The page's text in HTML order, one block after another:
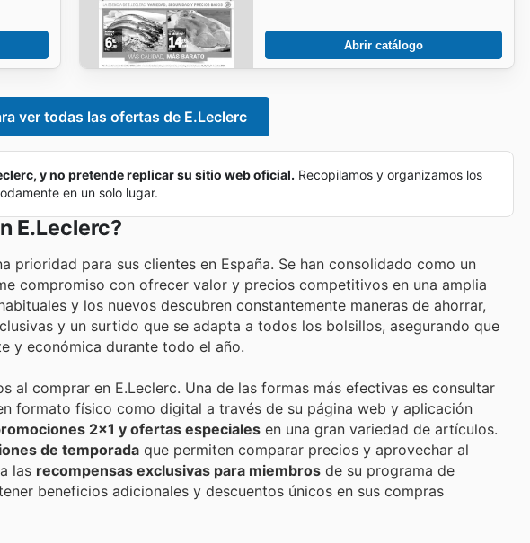
Abrir catálogo
ver todas las ofertas de E.Leclerc
y no pretende replicar su sitio web oficial. Recopilamos y organizamos los
en un solo lugar.
E.Leclerc?
prioridad para sus clientes en España. Se han consolidado como un
compromiso con ofrecer valor y precios competitivos en una amplia
y los nuevos descubren constantemente maneras de ahorrar,
y un surtido que se adapta a todos los bolsillos, asegurando que
y económica durante todo el año.
al comprar en E.Leclerc. Una de las formas más efectivas es consultar
formato físico como digital a través de su página web y aplicación
2x1 y ofertas especiales en una gran variedad de artículos.
de temporada que permiten comparar precios y aprovechar al
las recompensas exclusivas para miembros de su programa de
beneficios adicionales y descuentos únicos en sus compras